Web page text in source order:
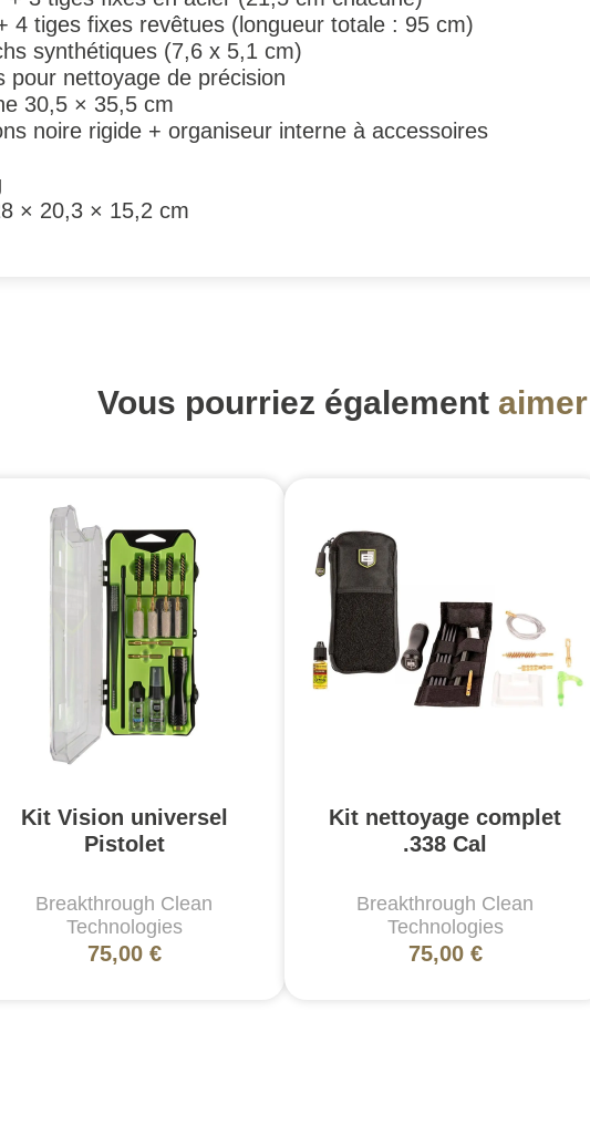
4 tiges fixes revêtues (longueur totale : 95 cm)
synthétiques (7,6 x 5,1 cm)
pour nettoyage de précision
30,5 × 35,5 cm
noire rigide + organiseur interne à accessoires
× 20,3 × 15,2 cm
Vous pourriez également aimer
Kit Vision universel
Pistolet
Breakthrough Clean
Technologies
75,00 €
Kit nettoyage complet
.338 Cal
Breakthrough Clean
Technologies
75,00 €